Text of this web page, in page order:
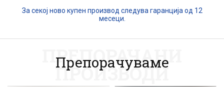
За секој ново купен производ следува гаранција од 12
месеци.
Препорачуваме
ПРЕПОРАЧАНИ
ПРОИЗВОДИ